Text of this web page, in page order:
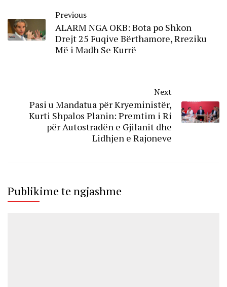
Previous
ALARM NGA OKB: Bota po Shkon
Drejt 25 Fuqive Bërthamore, Rreziku
Më i Madh Se Kurrë
Next
Pasi u Mandatua për Kryeministër,
Kurti Shpalos Planin: Premtim i Ri
për Autostradën e Gjilanit dhe
Lidhjen e Rajoneve
Publikime te ngjashme